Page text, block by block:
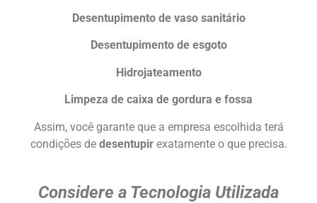
Desentupimento de vaso sanitário
Desentupimento de esgoto
Hidrojateamento
Limpeza de caixa de gordura e fossa
Assim, você garante que a empresa escolhida terá
condições de desentupirexatamente o que precisa.
Considere a Tecnologia Utilizada